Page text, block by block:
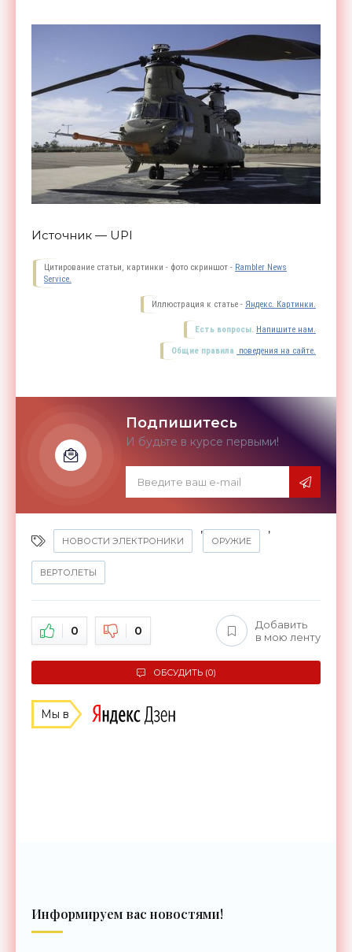
Источник — UPI
Цитирование статьи, картинки - фото скриншот - Rambler News
Service.
Иллюстрация к статье - Яндекс. Картинки.
Есть вопросы. Напишите нам.
Общие правила поведения на сайте.
Подпишитесь
И будьте в курсе первыми!
НОВОСТИ ЭЛЕКТРОНИКИ
,
ОРУЖИЕ
,
ВЕРТОЛЕТЫ
0 0
Добавить
в мою ленту
ОБСУДИТЬ (0)
Мы в
Информируем вас новостями!